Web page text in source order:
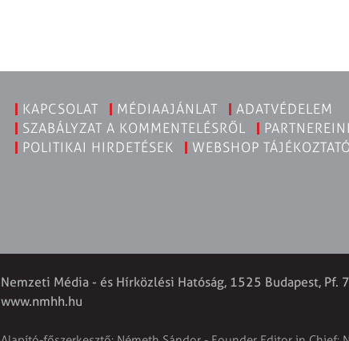
KAPCSOLAT MÉDIAAJÁNLAT
ADATVÉDELEM
SZABÁLYZAT A KOMMENTELÉSRŐL
POLITIKAI HIRDETÉSEK
WEBSHOP TÁJÉKOZTATÓ
Nemzeti Média - és Hírközlési Hatóság, 1525 Budapest,
www.nmhh.hu